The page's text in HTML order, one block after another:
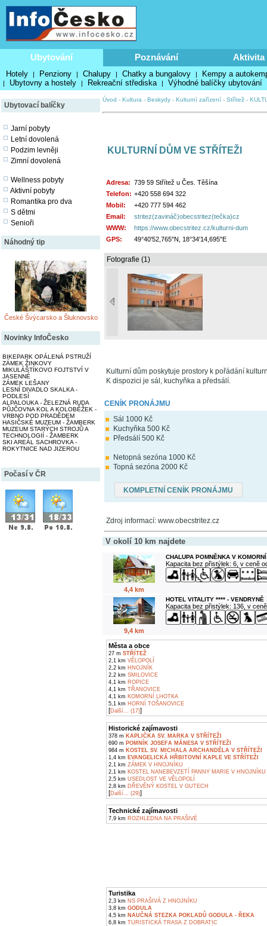
Ubytování Poznávání Aktivita
Hotely | Penziony | Chalupy | Chatky a bungalovy | Kempy a
| Ubytovny a hostely | Rekreační střediska | Výhodné balíčky ubytování
Ubytovací balíčky
Jarní pobyty
Letní dovolená
Podzim levněji
Zimní dovolená
Wellness pobyty
Aktivní pobyty
Romantika pro dva
S dětmi
Senioři
Náhodný tip
České Švýcarsko a Šluknovsko
Novinky InfoČesko
BIKEPARK OPÁLENÁ PSTRUŽÍ
ZÁMEK ŽINKOVY
MIKULÁŠTÍKOVO FOJTSTVÍ V
JASENNÉ
ZÁMEK LEŠANY
LESNÍ DIVADLO SKALKA -
PODLESÍ
ALPALOUKA - ŽELEZNÁ RUDA
PŮJČOVNA KOL A KOLOBĚŽEK -
VRBNO POD PRADĚDEM
HASIČSKÉ MUZEUM - ŽAMBERK
MUZEUM STARÝCH STROJŮ A
TECHNOLOGIÍ - ŽAMBERK
SKI AREÁL SACHROVKA -
ROKYTNICE NAD JIZEROU
Počasí v ČR
Úvod - Kultura - Beskydy - Kulturní zařízení - Střítež -
KULTURNÍ DŮM VE STŘÍTEŽI
Adresa: 739 59 Střítež u Čes. Těšína
Telefon: +420 558 694 322
Mobil:
+420 777 594 462
Email:
stritez(zavináč)obecstritez(tečka)cz
WWW:
https://www.obecstritez.cz/kulturni-dum
GPS:
49°40'52,765"N, 18°34'14,695"E
Fotografie (1)
Kulturní dům poskytuje prostory k pořádání
K dispozici je sál, kuchyňka a předsálí.
CENÍK PRONÁJMU
Sál 1000 Kč
Kuchyňka 500 Kč
Předsálí 500 Kč
Netopná sezóna 1000 Kč
Topná sezóna 2000 Kč
KOMPLETNÍ CENÍK PRONÁJMU
Zdroj informací: www.obecstritez.cz
V okolí 10 km najdete
4,4 km
CHALUPA POMNĚNKA V
Kapacita bez přistýlek: 6, v ceně
9,4 km
HOTEL VITALITY **** - VENDRYNĚ
Kapacita bez přistýlek: 136, v
Města a obce
27 m STŘÍTEŽ
2,1 km VĚLOPOLÍ
2,2 km HNOJNÍK
2,2 km SMILOVICE
4,1 km ROPICE
4,1 km TŘANOVICE
4,1 km KOMORNÍ LHOTKA
5,1 km HORNÍ TOŠANOVICE
[Další... (17)]
Historické zajímavosti
378 m KAPLIČKA SV. MARKA V STŘÍTEŽI
690 m POMNÍK JOSEFA MÁNESA V STŘÍTEŽI
984 m KOSTEL SV. MICHALA ARCHANDĚLA V STŘÍTEŽI
1,4 km EVANGELICKÁ HŘBITOVNÍ KAPLE VE STŘÍTEŽI
2,1 km ZÁMEK V HNOJNÍKU
2,1 km KOSTEL NANEBEVZETÍ PANNY MARIE V HNOJNÍKU
2,5 km USEDLOST VE VĚLOPOLÍ
2,8 km DŘEVĚNÝ KOSTEL V GUTECH
[Další... (29)]
Technické zajímavosti
7,9 km ROZHLEDNA NA PRAŠIVÉ
Turistika
2,3 km NS PRAŠIVÁ Z HNOJNÍKU
3,8 km GODULA
4,5 km NAUČNÁ STEZKA POKLADŮ GODULA - ŘEKA
6,8 km TURISTICKÁ TRASA Z DOBRATIC